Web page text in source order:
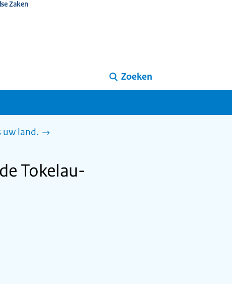
Zaken
Zoeken
uw land.
Tokelau-